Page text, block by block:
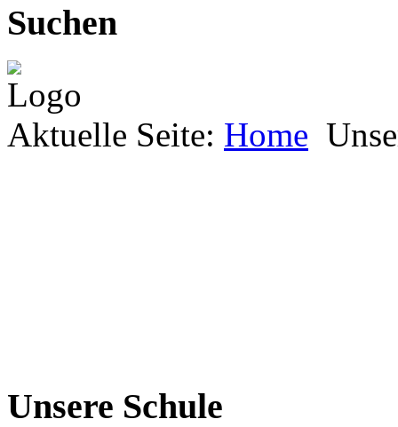
Suchen
Aktuelle Seite: Home
Unsere Schule